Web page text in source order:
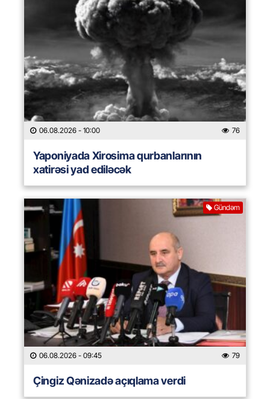
06.08.2026 - 10:00 76
Yaponiyada Xirosima qurbanlarının
xatirəsi yad ediləcək
Gündəm
06.08.2026 - 09:45 79
Çingiz Qənizadə açıqlama verdi